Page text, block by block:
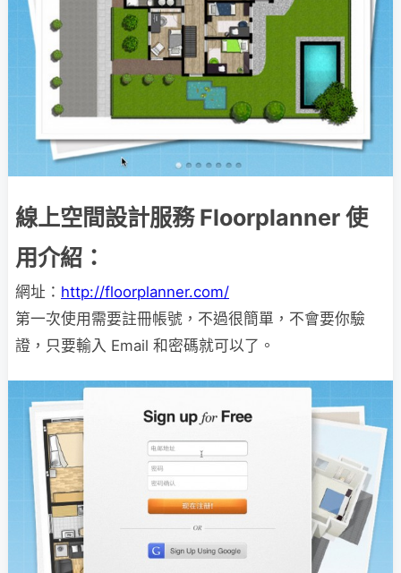
線上空間設計服務 Floorplanner 使
用介紹：
網址： http://floorplanner.com/
第一次使用需要註冊帳號，不過很簡單，不會要你驗
證，只要輸入 Email 和密碼就可以了。